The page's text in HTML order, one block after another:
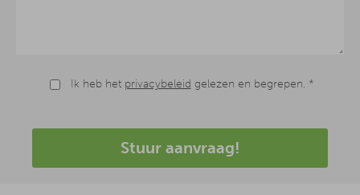
Ik heb het privacybeleid gelezen en begrepen. *
Stuur aanvraag!